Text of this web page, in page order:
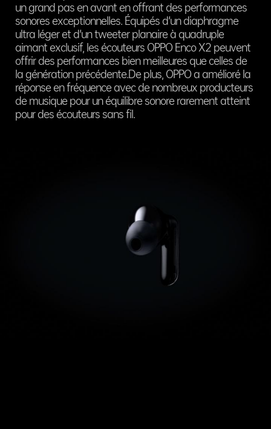
un grand pas en avant en offrant des performances
sonores exceptionnelles. Équipés d'un diaphragme
ultra léger et d'un tweeter planaire à quadruple
aimant exclusif, les écouteurs OPPO Enco X2 peuvent
offrir des performances bien meilleures que celles de
la génération précédente.De plus, OPPO a amélioré la
réponse en fréquence avec de nombreux producteurs
de musique pour un équilibre sonore rarement atteint
pour des écouteurs sans fil.
Des diaphragmes légers sont essentiels pour offrir des
basses de haute qualité. C'est pourquoi les OPPO Enco
X2 utilisent un procédé de moulage par solvant, une
technologie rarement utilisée dans l'industrie, pour
produire un diaphragme de seulement 0,0095 mm
d'épaisseur. Ce diaphragme rend le système de
vibration 31% plus léger que les Enco X. De plus, les
diaphragmes moléculaires à cristaux liquides ultra-
légers répondent instantanément, ce qui permet aux
La technologie de diaphragme planaire équilibré
d'OPPO a encore évolué pour utiliser les aimants
comme moteur principal des diaphragmes. Nous
avons conçu la toute nouvelle structure "Sandwich" à
quadruple aimant qui améliore considérablement les
performances du diaphragme. Par rapport à la
génération précédente, le son s'étend jusqu'à 40 kHz
et offre une résolution beaucoup plus élevée. Les